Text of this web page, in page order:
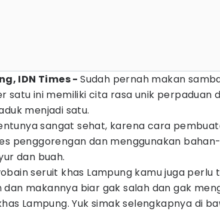
IDN Times -Sudah pernah makan
satu ini memiliki cita rasa unik perpaduan
menjadi satu.
sangat sehat, karena cara
penggorengan dan menggunakan
dan buah.
seruit khas Lampung kamu juga perlu
makannya biar gak salah dan gak
Lampung. Yuk simak selengkapnya di